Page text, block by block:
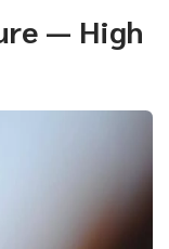
— High